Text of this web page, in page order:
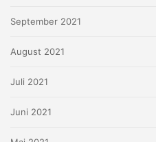
September 2021
August 2021
Juli 2021
Juni 2021